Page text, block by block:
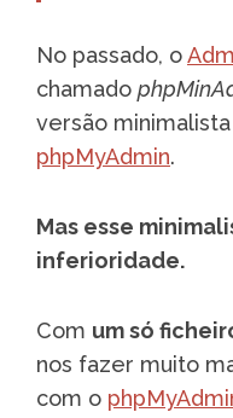
No passado, o
chamado
versão
phpMyAdmin.
Mas esse
inferioridade.
Com um só
nos fazer muito
com o